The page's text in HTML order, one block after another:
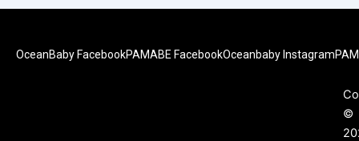
OceanBaby FacebookPAMABE FacebookOceanbaby Instagram
©